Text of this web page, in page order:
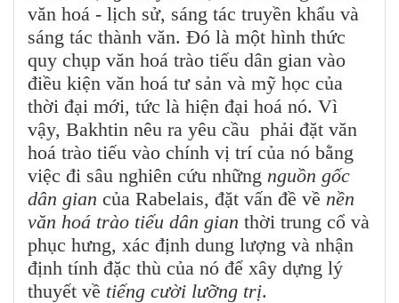
văn hoá - lịch sử, sáng tác truyền khẩu và
sáng tác thành văn. Đó là một hình thức
quy chụp văn hoá trào tiếu dân gian vào
điều kiện văn hoá tư sản và mỹ học của
thời đại mới, tức là hiện đại hoá nó. Vì
vậy, Bakhtin nêu ra yêu cầu phải đặt văn
hoá trào tiếu vào chính vị trí của nó bằng
việc đi sâu nghiên cứu những nguồn gốc
dân gian của Rabelais, đặt vấn đề về nền
văn hoá trào tiếu dân gian thời trung cổ và
phục hưng, xác định dung lượng và nhận
định tính đặc thù của nó để xây dựng lý
thuyết về tiếng cười lưỡng trị.